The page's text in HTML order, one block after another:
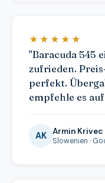
★★★★★
"Baracuda 545
zufrieden.
perfekt.
empfehle es
AK Armin Krivec
Slowenien ·